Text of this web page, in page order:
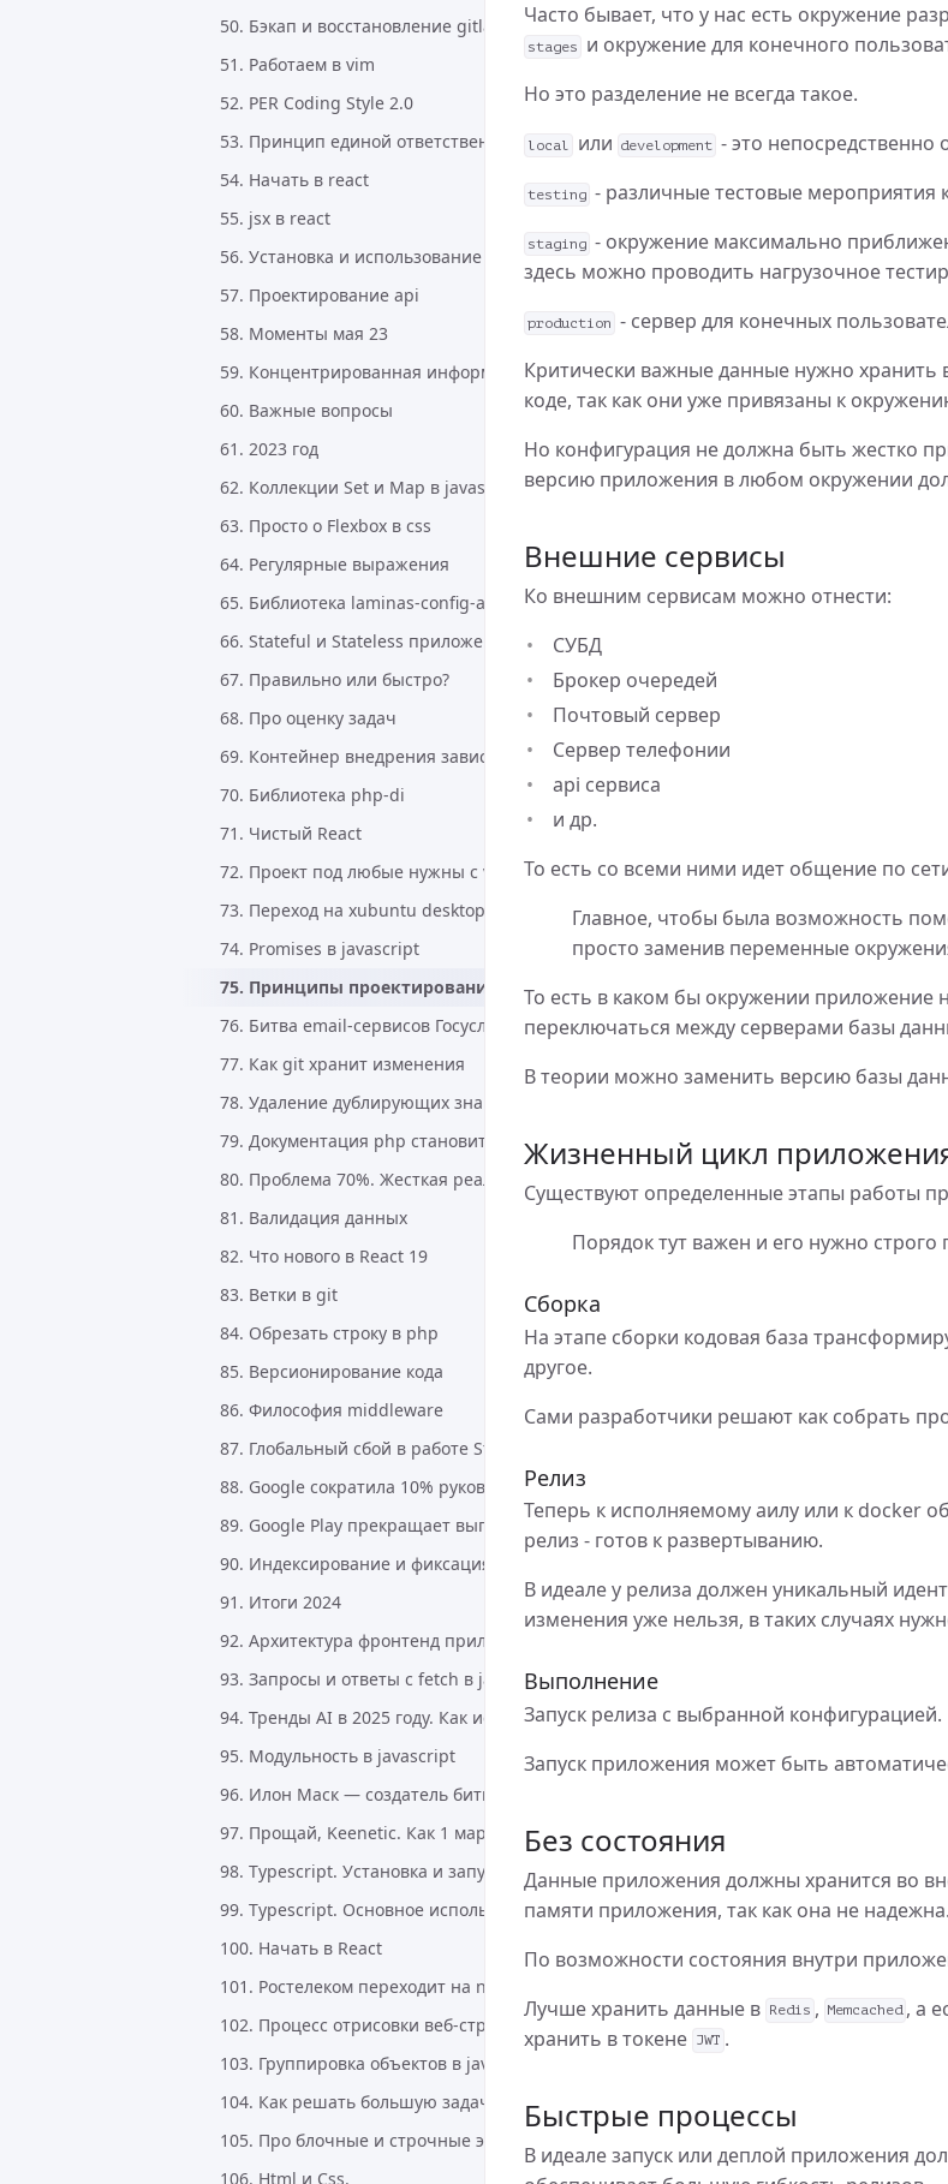
50. Бэкап и восстановление gitlab
51. Работаем в vim
52. PER Coding Style 2.0
53. Принцип единой ответственности (Single Responsibility Principle)
54. Начать в react
55. jsx в react
56. Установка и использование mkcert
57. Проектирование api
58. Моменты мая 23
59. Концентрированная информация
60. Важные вопросы
61. 2023 год
62. Коллекции Set и Map в javascript
63. Просто о Flexbox в css
64. Регулярные выражения
65. Библиотека laminas-config-aggregator
66. Stateful и Stateless приложения
67. Правильно или быстро?
68. Про оценку задач
69. Контейнер внедрения зависимостей в php
70. Библиотека php-di
71. Чистый React
72. Проект под любые нужны с vite
73. Переход на xubuntu desktop 24.04
74. Promises в javascript
75. Принципы проектирования программного обеспечения
76. Битва email-сервисов Госуслуги предлагают альтернативу Gmail
77. Как git хранит изменения
78. Удаление дублирующих значений из строки php
79. Документация php становится интерактивной
80. Проблема 70%. Жесткая реальность использования ИИ в программировании
81. Валидация данных
82. Что нового в React 19
83. Ветки в git
84. Обрезать строку в php
85. Версионирование кода
86. Философия middleware
87. Глобальный сбой в работе Steam
88. Google сократила 10% руководителей
89. Google Play прекращает выплаты разработчикам из России, как меняются
90. Индексирование и фиксация в git
91. Итоги 2024
92. Архитектура фронтенд приложений
93. Запросы и ответы с fetch в javascript
94. Тренды AI в 2025 году. Как искусственный интеллект меняет наше будущее
95. Модульность в javascript
96. Илон Маск — создатель биткоина? Правда или миф?
97. Прощай, Keenetic. Как 1 марта 2025 года изменит использование роутеров в России
98. Typescript. Установка и запуск
99. Typescript. Основное использование типов
100. Начать в React
101. Ростелеком переходит на no-code платформу Акола - новый этап цифровой
102. Процесс отрисовки веб-страницы браузером
103. Группировка объектов в javascript
104. Как решать большую задачу
105. Про блочные и строчные элементы
106. Html и Сss.
Часто бывает, что у нас есть окружение
stages и окружение для конечного
Но это разделение не всегда такое.
local или development - это непосредственно
testing - различные тестовые мероприятия
staging - окружение максимально
здесь можно проводить нагрузочное
production - сервер для конечных
Критически важные данные нужно хранить
коде, так как они уже привязаны к
Но конфигурация не должна быть жестко
версию приложения в любом окружении
Внешние сервисы
Ко внешним сервисам можно отнести:
СУБД
Брокер очередей
Почтовый сервер
Сервер телефонии
api сервиса
и др.
То есть со всеми ними идет общение по
Главное, чтобы была возможность
просто заменив переменные
То есть в каком бы окружении приложение
переключаться между серверами базы
В теории можно заменить версию базы
Жизненный цикл
Существуют определенные этапы работы
Порядок тут важен и его нужно строго
Сборка
На этапе сборки кодовая база
другое.
Сами разработчики решают как собрать
Релиз
Теперь к исполняемому аилу или к docker
релиз - готов к развертыванию.
В идеале у релиза должен уникальный
изменения уже нельзя, в таких случаях
Выполнение
Запуск релиза с выбранной конфигурацией.
Запуск приложения может быть
Без состояния
Данные приложения должны хранится во
памяти приложения, так как она не надежна.
По возможности состояния внутри
Лучше хранить данные в Redis , Memcached , а
хранить в токене JWT .
Быстрые процессы
В идеале запуск или деплой приложения